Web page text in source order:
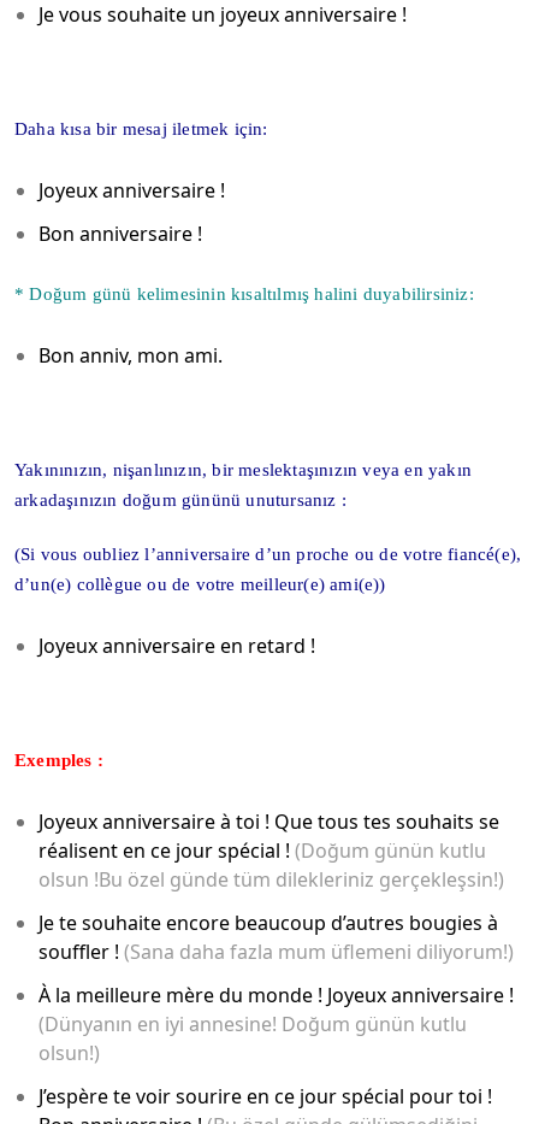
Je vous souhaite un joyeux anniversaire !
Daha kısa bir mesaj iletmek için:
Joyeux anniversaire !
Bon anniversaire !
* Doğum günü kelimesinin kısaltılmış halini duyabilirsiniz:
Bon anniv, mon ami.
Yakınınızın, nişanlınızın, bir meslektaşınızın veya en yakın
arkadaşınızın doğum gününü unutursanız :
(Si vous oubliez l’anniversaire d’un proche ou de votre fiancé(e),
d’un(e) collègue ou de votre meilleur(e) ami(e))
Joyeux anniversaire en retard !
Exemples :
Joyeux anniversaire à toi ! Que tous tes souhaits se
réalisent en ce jour spécial ! (Doğum günün kutlu
olsun !Bu özel günde tüm dilekleriniz gerçekleşsin!)
Je te souhaite encore beaucoup d’autres bougies à
souffler ! (Sana daha fazla mum üflemeni diliyorum!)
À la meilleure mère du monde ! Joyeux anniversaire !
(Dünyanın en iyi annesine! Doğum günün kutlu
olsun!)
J’espère te voir sourire en ce jour spécial pour toi !